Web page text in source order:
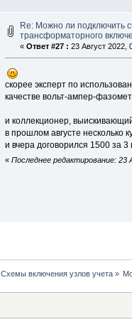
Re: Можно ли подключить
трансформаторного
« Ответ #27 : 23 Август 2022,
скорее эксперт по
качестве вольт-ампер-
и коллекционер,
в прошлом августе несколько
и вчера договорился 1500 за 3
« Последнее редактирование: 23
Схемы включения узлов учета»